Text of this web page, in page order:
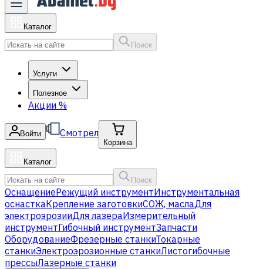
Каталог
Поиск
Услуги
Полезное
Акции %
Войти Смотрел
Корзина
Каталог
Поиск
ОснащениеРежущий инструментИнструментальная
оснасткаКрепление заготовкиСОЖ, маслаДля
электроэрозииДля лазераИзмерительный
инструментГибочный инструментЗапчасти
ОборудованиеФрезерные станкиТокарные
станкиЭлектроэрозионные станкиЛистогибочные
прессыЛазерные станки